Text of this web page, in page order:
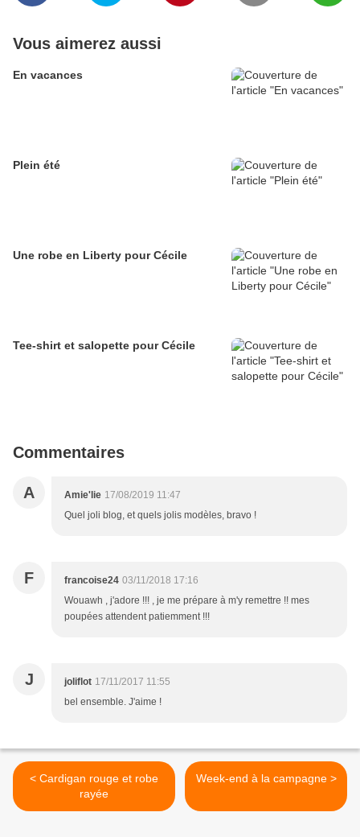
Vous aimerez aussi
En vacances
Plein été
Une robe en Liberty pour Cécile
Tee-shirt et salopette pour Cécile
Commentaires
A Amie'lie 17/08/2019 11:47
Quel joli blog, et quels jolis modèles, bravo !
F francoise24 03/11/2018 17:16
Wouawh , j'adore !!! , je me prépare à m'y remettre !! mes
poupées attendent patiemment !!!
J joliflot 17/11/2017 11:55
bel ensemble. J'aime !
< Cardigan rouge et robe
rayée
Week-end à la campagne >